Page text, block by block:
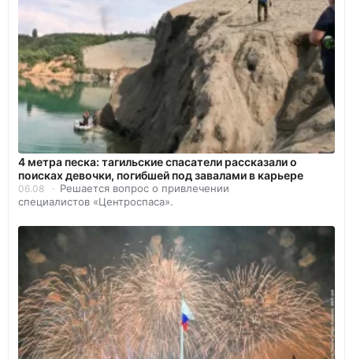
4 метра песка: тагильские спасатели рассказали о
поисках девочки, погибшей под завалами в карьере
06.08
Решается вопрос о привлечении
специалистов «Центроспаса».